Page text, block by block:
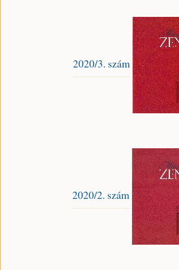
2020/3. szám
2020/2. szám